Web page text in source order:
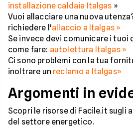
installazione caldaia Italgas »
Vuoi allacciare una nuova
richiedere l'allaccio a Italgas »
Se invece devi comunicare i tuoi
come fare: autolettura Italgas »
Ci sono problemi con la tua
inoltrare un reclamo a Italgas»
Argomenti in
Scopri le risorse di Facile.it sugli
del settore energetico.